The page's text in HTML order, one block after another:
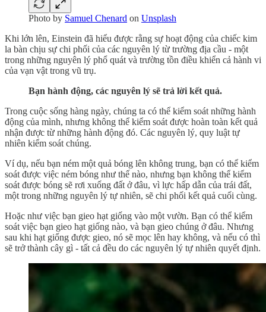
Photo by Samuel Chenard on Unsplash
Khi lớn lên, Einstein đã hiểu được rằng sự hoạt động của chiếc kim
la bàn chịu sự chi phối của các nguyên lý từ trường địa cầu - một
trong những nguyên lý phổ quát và trường tồn điều khiển cả hành vi
của vạn vật trong vũ trụ.
Bạn hành động, các nguyên lý sẽ trả lời kết quả.
Trong cuộc sống hàng ngày, chúng ta có thể kiểm soát những hành
động của mình, nhưng không thể kiểm soát được hoàn toàn kết quả
nhận được từ những hành động đó. Các nguyên lý, quy luật tự
nhiên kiểm soát chúng.
Ví dụ, nếu bạn ném một quả bóng lên không trung, bạn có thể kiểm
soát được việc ném bóng như thế nào, nhưng bạn không thể kiểm
soát được bóng sẽ rơi xuống đất ở đâu, vì lực hấp dẫn của trái đất,
một trong những nguyên lý tự nhiên, sẽ chi phối kết quả cuối cùng.
Hoặc như việc bạn gieo hạt giống vào một vườn. Bạn có thể kiểm
soát việc bạn gieo hạt giống nào, và bạn gieo chúng ở đâu. Nhưng
sau khi hạt giống được gieo, nó sẽ mọc lên hay không, và nếu có thì
sẽ trở thành cây gì - tất cả đều do các nguyên lý tự nhiên quyết định.